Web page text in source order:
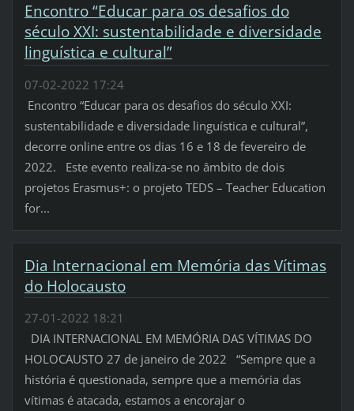
Encontro “Educar para os desafios do
século XXI: sustentabilidade e diversidade
linguística e cultural”
07-02-2022 17:24
Encontro “Educar para os desafios do século XXI:
sustentabilidade e diversidade linguística e cultural”,
decorre online entre os dias 16 e 18 de fevereiro de
2022. Este evento realiza-se no âmbito de dois
projetos Erasmus+: o projeto TEDS – Teacher Education
for...
Dia Internacional em Memória das Vítimas
do Holocausto
27-01-2022 18:21
DIA INTERNACIONAL EM MEMÓRIA DAS VÍTIMAS DO
HOLOCAUSTO 27 de janeiro de 2022 “Sempre que a
história é questionada, sempre que a memória das
vítimas é atacada, estamos a encorajar o